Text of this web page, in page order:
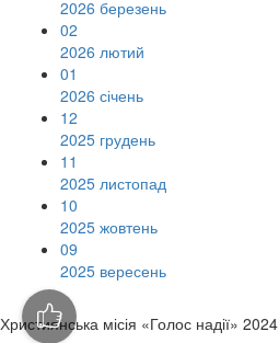
2026 березень
02
2026 лютий
01
2026 січень
12
2025 грудень
11
2025 листопад
10
2025 жовтень
09
2025 вересень
Християнська місія «Голос надії» 2024